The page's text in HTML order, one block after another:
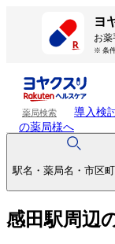
ヨ
お薬
※ 条
薬局検索
導入検
の薬局様へ
駅名・薬局名・市区
感田駅周辺